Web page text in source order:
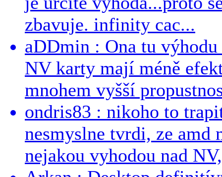
zbavuje. infinity cac...
aDDmin : Ona tu
NV karty mají méně
mnohem vyšší
ondris83 : nikoho to
nesmyslne tvrdi, ze
nejakou vyhodou nad